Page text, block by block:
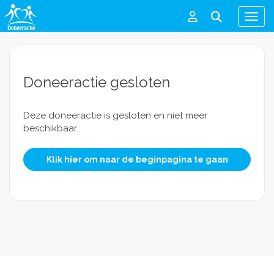
Menu
Doneeractie gesloten
Deze doneeractie is gesloten en niet meer
beschikbaar.
Klik hier om naar de beginpagina te gaan